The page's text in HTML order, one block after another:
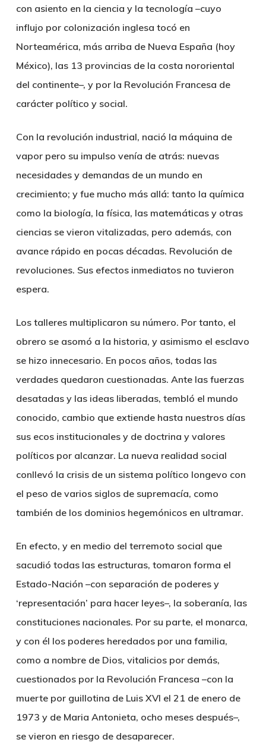
con asiento en la ciencia y la tecnología –cuyo
influjo por colonización inglesa tocó en
Norteamérica, más arriba de Nueva España (hoy
México), las 13 provincias de la costa nororiental
del continente–, y por la Revolución Francesa de
carácter político y social.
Con la revolución industrial, nació la máquina de
vapor pero su impulso venía de atrás: nuevas
necesidades y demandas de un mundo en
crecimiento; y fue mucho más allá: tanto la química
como la biología, la física, las matemáticas y otras
ciencias se vieron vitalizadas, pero además, con
avance rápido en pocas décadas. Revolución de
revoluciones. Sus efectos inmediatos no tuvieron
espera.
Los talleres multiplicaron su número. Por tanto, el
obrero se asomó a la historia, y asimismo el esclavo
se hizo innecesario. En pocos años, todas las
verdades quedaron cuestionadas. Ante las fuerzas
desatadas y las ideas liberadas, tembló el mundo
conocido, cambio que extiende hasta nuestros días
sus ecos institucionales y de doctrina y valores
políticos por alcanzar. La nueva realidad social
conllevó la crisis de un sistema político longevo con
el peso de varios siglos de supremacía, como
también de los dominios hegemónicos en ultramar.
En efecto, y en medio del terremoto social que
sacudió todas las estructuras, tomaron forma el
Estado-Nación –con separación de poderes y
‘representación’ para hacer leyes–, la soberanía, las
constituciones nacionales. Por su parte, el monarca,
y con él los poderes heredados por una familia,
como a nombre de Dios, vitalicios por demás,
cuestionados por la Revolución Francesa –con la
muerte por guillotina de Luis XVI el 21 de enero de
1973 y de Maria Antonieta, ocho meses después–,
se vieron en riesgo de desaparecer.